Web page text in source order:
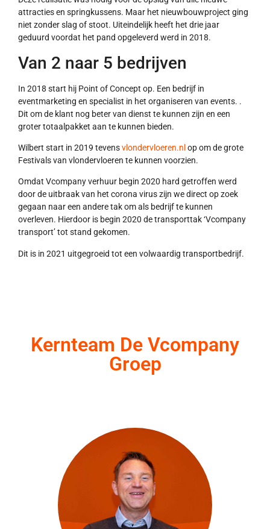
attracties en springkussens. Maar het nieuwbouwproject ging
niet zonder slag of stoot. Uiteindelijk heeft het drie jaar
geduurd voordat het pand opgeleverd werd in 2018.
Van 2 naar 5 bedrijven
In 2018 start hij Point of Concept op. Een bedrijf in
eventmarketing en specialist in het organiseren van events. .
Dit om de klant nog beter van dienst te kunnen zijn en een
groter totaalpakket aan te kunnen bieden.
Wilbert start in 2019 tevensvlondervloeren.nl op om de grote
Festivals van vlondervloeren te kunnen voorzien.
Omdat Vcompany verhuur begin 2020 hard getroffen werd
door de uitbraak van het corona virus zijn we direct op zoek
gegaan naar een andere tak om als bedrijf te kunnen
overleven. Hierdoor is begin 2020 de transporttak ‘Vcompany
transport’ tot stand gekomen.
Dit is in 2021 uitgegroeid tot een volwaardig transportbedrijf.
Kernteam De Vcompany
Groep